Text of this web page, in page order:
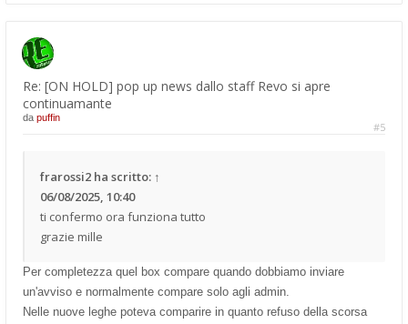
Re: [ON HOLD] pop up news dallo staff Revo si apre
continuamante
#5
da puffin
frarossi2 ha scritto: ↑
06/08/2025, 10:40
ti confermo ora funziona tutto
grazie mille
Per completezza quel box compare quando dobbiamo inviare
un'avviso e normalmente compare solo agli admin.
Nelle nuove leghe poteva comparire in quanto refuso della scorsa